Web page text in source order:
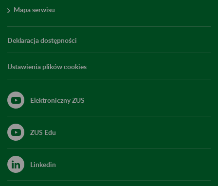
Mapa serwisu
Deklaracja dostępności
Ustawienia plików cookies
Elektroniczny ZUS
ZUS Edu
Linkedin